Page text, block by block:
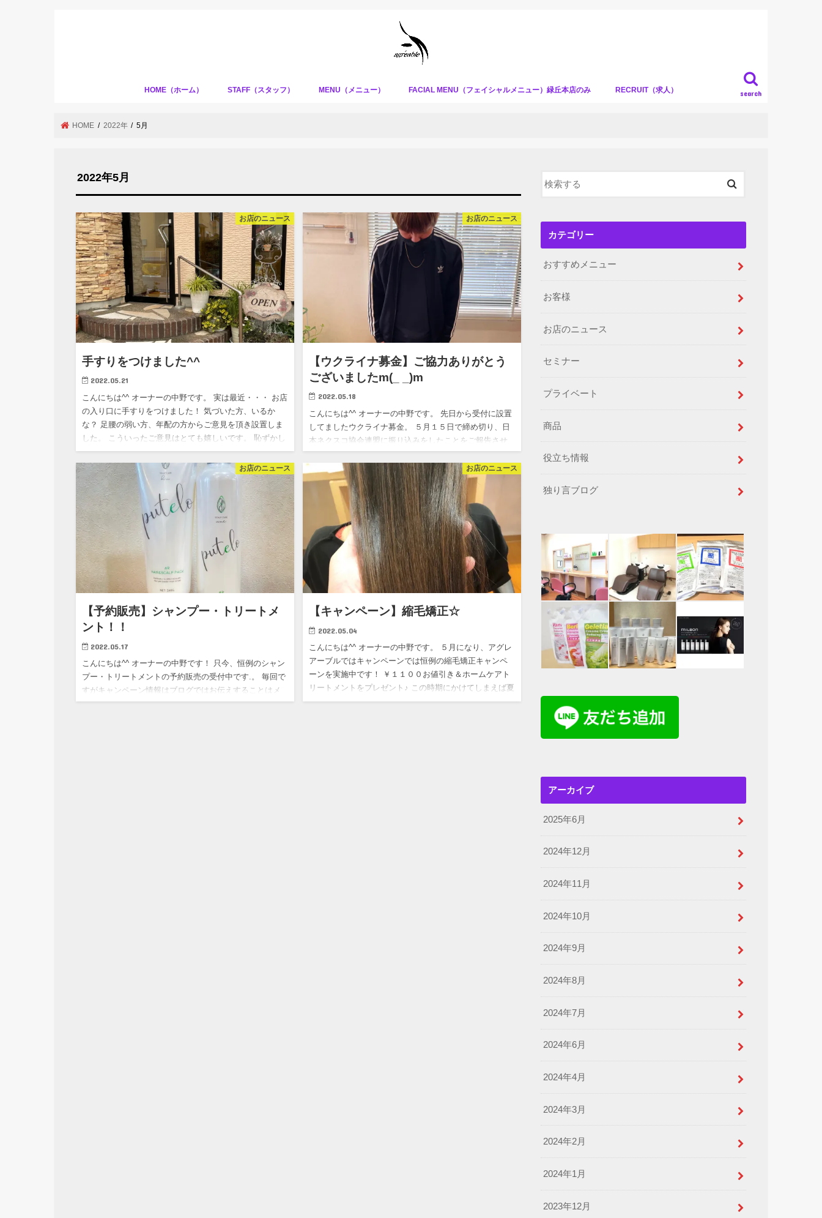
search
HOME（ホーム） STAFF（スタッフ） MENU（メニュー） FACIAL MENU（フェイシャルメニュー）緑丘本店のみ RECRUIT（求人）
HOME 2022年 5月
2022年5月
お店のニュース
手すりをつけました^^
2022.05.21
こんにちは^^ オーナーの中野です。 実は最近・・・ お店
の入り口に手すりをつけました！ 気づいた方、いるか
な？ 足腰の弱い方、年配の方からご意見を頂き設置しま
した。 こういったご意見はとても嬉しいです。 恥ずかし
ながら…
お店のニュース
【ウクライナ募金】ご協力ありがとう
ございましたm(_ _)m
2022.05.18
こんにちは^^ オーナーの中野です。 先日から受付に設置
してましたウクライナ募金。 ５月１５日で締め切り、日
本ネクスコ協会連盟に振り込みをしたことをご報告させ
て頂きます。 皆様の温かいご協力のおかげで、合計９５
３３円の募…
お店のニュース
【予約販売】シャンプー・トリートメ
ント！！
2022.05.17
こんにちは^^ オーナーの中野です！ 只今、恒例のシャン
プー・トリートメントの予約販売の受付中です.。 毎回で
すがキャンペーン情報はブログではお伝えすることはメ
ーカーさんとの契約上できませんがm(_ _)m クリームズ
お店のニュース
【キャンペーン】縮毛矯正☆
2022.05.04
こんにちは^^ オーナーの中野です。 ５月になり、アグレ
アーブルではキャンペーンでは恒例の縮毛矯正キャンペ
ーンを実施中です！ ￥１１００お値引き＆ホームケアト
リートメントをプレゼント♪ この時期にかけてしまえば夏
まで髪の…
カテゴリー
おすすめメニュー
お客様
お店のニュース
セミナー
プライベート
商品
役立ち情報
独り言ブログ
アーカイブ
2025年6月
2024年12月
2024年11月
2024年10月
2024年9月
2024年8月
2024年7月
2024年6月
2024年4月
2024年3月
2024年2月
2024年1月
2023年12月